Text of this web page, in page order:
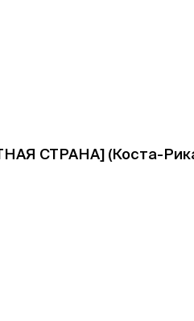
СТРАНА] (Коста-